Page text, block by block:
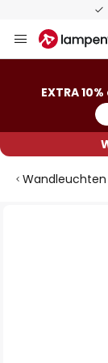
Inhalt
EXTRA
Wandleuchten